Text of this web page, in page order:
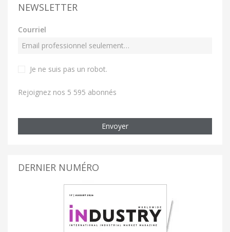
NEWSLETTER
Courriel
Je ne suis pas un robot.
Rejoignez nos 5 595 abonnés
Envoyer
DERNIER NUMÉRO